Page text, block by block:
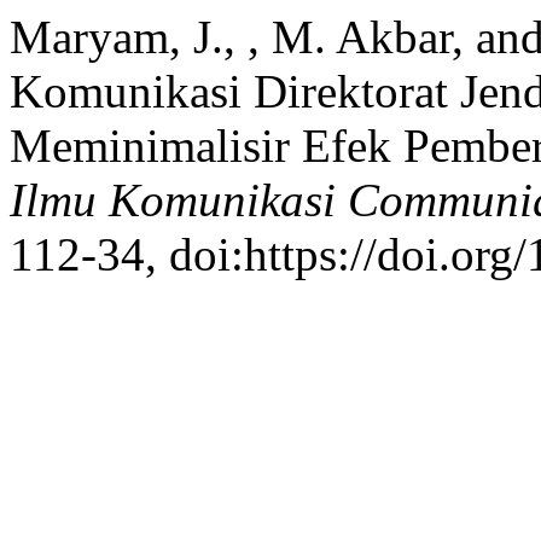
Maryam, J., , M. Akbar,
Komunikasi Direktorat
Meminimalisir Efek
Ilmu Komunikasi
112-34, doi:https://